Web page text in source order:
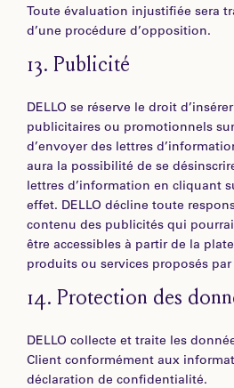
Toute évaluation injustifiée sera
d’une procédure d’opposition.
13. Publicité
DELLO se réserve le droit
publicitaires ou promotionnels
d’envoyer des lettres
aura la possibilité de se
lettres d’information en cliquant
effet. DELLO décline toute
contenu des publicités qui
être accessibles à partir de la
produits ou services proposés
14. Protection des
DELLO collecte et traite les
Client conformément aux
déclaration de confidentialité.